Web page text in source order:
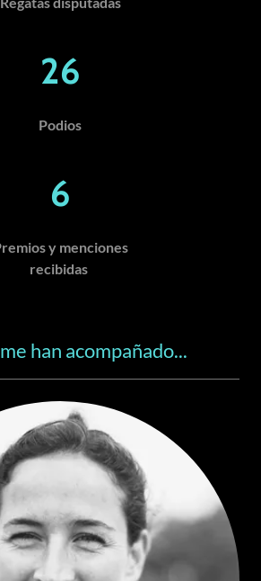
26
Podios
6
y menciones
recibidas
han acompañado...